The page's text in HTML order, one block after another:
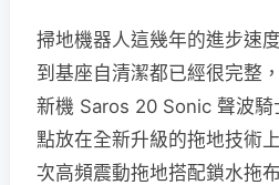
掃地機器人這幾年的進步速
到基座自清潔都已經很完整
新機 Saros 20 Sonic 聲波
點放在全新升級的拖地技術
次高頻震動拖地搭配鎖水拖